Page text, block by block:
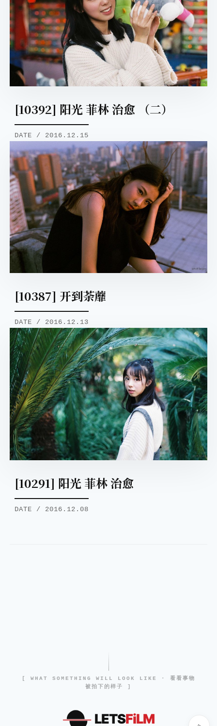
[10392] 阳光 菲林 治愈 （二）
DATE / 2016.12.15
[10387] 开到荼蘼
DATE / 2016.12.13
[10291] 阳光 菲林 治愈
DATE / 2016.12.08
[ WHAT SOMETHING WILL LOOK LIKE · 看看事物
被拍下的样子 ]
LETSFiLM